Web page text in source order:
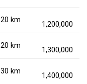
20 km
1,200,000
20 km
1,300,000
30 km
1,400,000